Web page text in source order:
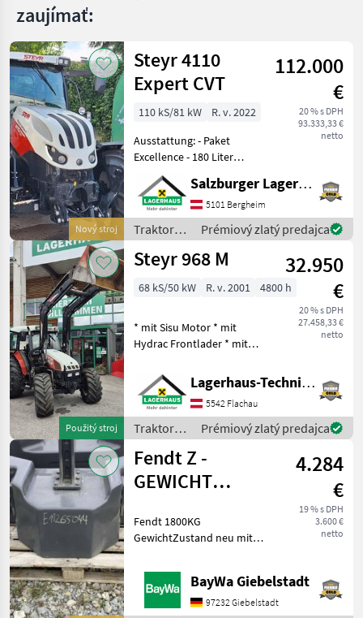
zaujímať:
Nový stroj
Steyr 4110
Expert CVT
112.000
€
20 % s DPH
93.333,33 €
netto
110 kS/81 kW
R. v. 2022
Ausstattung: - Paket
Excellence - 180 Liter
Kraftstofftank + 19 Liter
AdBlue-Tank mit
Abschließbaren Tankdeckel
und Tankschutz -
Vorglühanlage -
Motorstaubr
Salzburger Lagerhaus-Technik
5101 Bergheim
Traktory /
Steyr
Prémiový zlatý predajca
Použitý stroj
Steyr 968 M
32.950
€
20 % s DPH
27.458,33 €
netto
68 kS/50 kW R. v. 2001 4800 h
* mit Sisu Motor * mit
Hydrac Frontlader * mit
1, 4 m * 4 gebrauchten
Schneeketten Wir bitten
telefonisch oder per Mail
Ihren Be
Lagerhaus-Technik Flachau
5542 Flachau
Traktory /
Steyr
Prémiový zlatý predajca
Fendt Z -
GEWICHT
4.284
€
19 % s DPH
3.600 €
netto
Fendt 1800KG
GewichtZustand neu mit
Rückfragen stehen wir
Ihnen gerne zur Verfügung.
Traktory Ostatné traktory
BayWa Giebelstadt
97232 Giebelstadt